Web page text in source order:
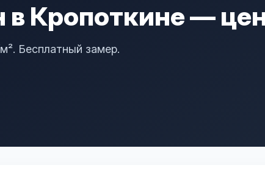
в Кропоткине —
Бесплатный замер.